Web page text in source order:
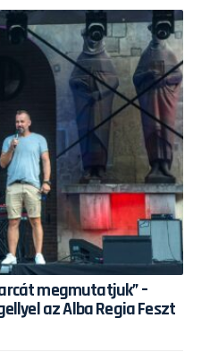
megmutatjuk” –
az Alba Regia Feszt